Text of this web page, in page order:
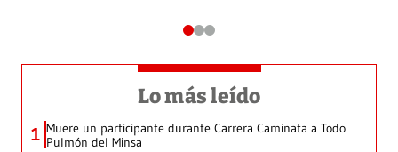
Lo más leído
1 Muere un participante durante Carrera Caminata a Todo
Pulmón del Minsa